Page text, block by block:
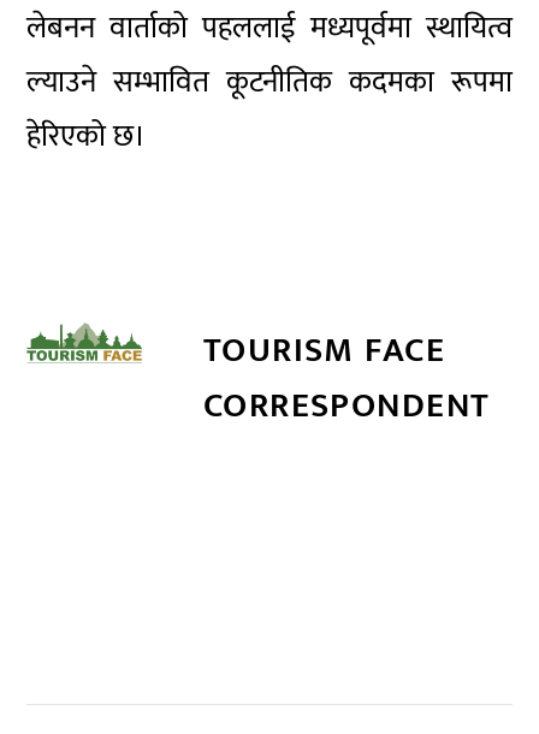
लेबनन वार्ताको पहललाई मध्यपूर्वमा स्थायित्व
ल्याउने सम्भावित कूटनीतिक कदमका रूपमा
हेरिएको छ।
TOURISM FACE
CORRESPONDENT